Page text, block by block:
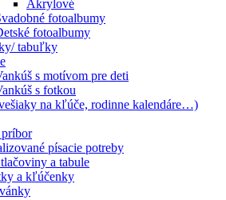
Akrylové
fotoalbumy
fotoalbumy
tabuľky
s motívom pre deti
s fotkou
na kľúče, rodinne kalendáre…)
písacie potreby
a tabule
a kľúčenky